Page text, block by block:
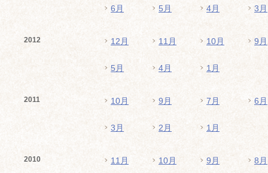
6月 5月 4月 3月
2012 12月 11月 10月 9月
5月 4月 1月
2011 10月 9月 7月 6月
3月 2月 1月
2010 11月 10月 9月 8月